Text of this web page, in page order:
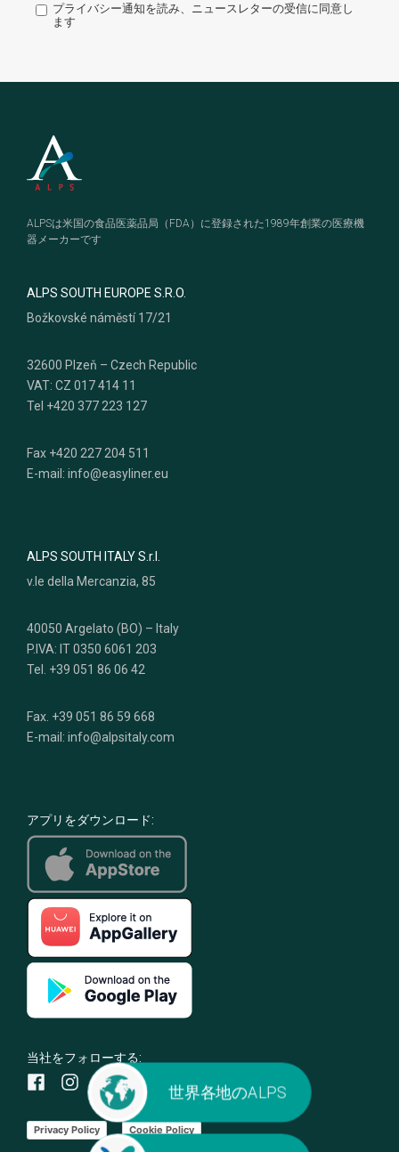
世界各地のALPS
プライバシー通知を読み、ニュースレターの受信に同意し
ます
Footer
ALPSは米国の食品医薬品局（FDA）に登録された1989年創業の医療機
器メーカーです
ALPS SOUTH EUROPE S.R.O.
Božkovské náměstí 17/21
32600 Plzeň – Czech Republic
VAT: CZ 017 414 11
Tel +420 377 223 127
Fax +420 227 204 511
E-mail: info@easyliner.eu
ALPS SOUTH ITALY S.r.l.
v.le della Mercanzia, 85
40050 Argelato (BO) – Italy
P.IVA: IT 0350 6061 203
Tel. +39 051 86 06 42
Fax. +39 051 86 59 668
E-mail: info@alpsitaly.com
アプリをダウンロード:
当社をフォローする:
Privacy Policy Cookie Policy